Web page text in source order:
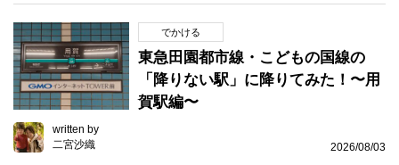
でかける
東急田園都市線・こどもの国線の
「降りない駅」に降りてみた！〜用
賀駅編〜
written by
二宮沙織
2026/08/03